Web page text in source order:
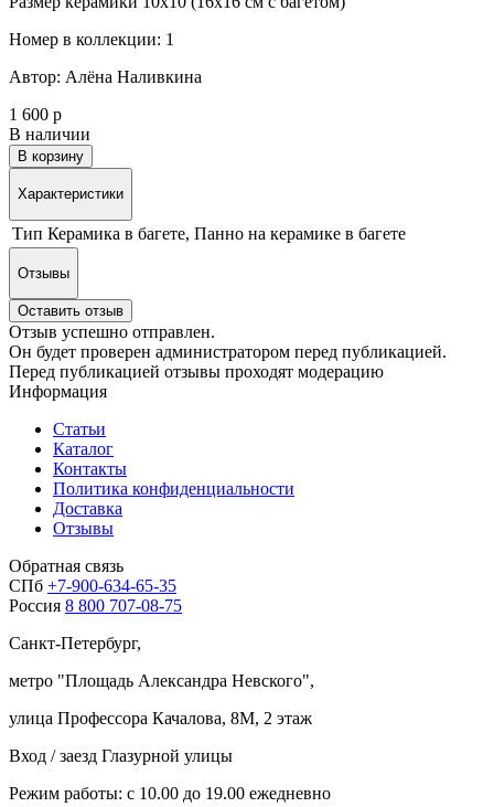
Номер в коллекции: 1
Автор: Алёна Наливкина
1 600 р
В наличии
В корзину
Характеристики
Тип Керамика в багете, Панно на керамике в багете
Отзывы
Оставить отзыв
Отзыв успешно отправлен.
Он будет проверен администратором перед публикацией.
Перед публикацией отзывы проходят модерацию
Информация
Статьи
Каталог
Контакты
Политика конфиденциальности
Доставка
Отзывы
Обратная связь
СПб +7-900-634-65-35
Россия 8 800 707-08-75
Санкт-Петербург,
метро "Площадь Александра Невского",
улица Профессора Качалова, 8М, 2 этаж
Вход / заезд Глазурной улицы
Режим работы: с 10.00 до 19.00 ежедневно